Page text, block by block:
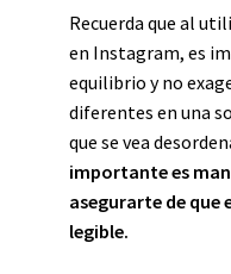
Recuerda que al
en Instagram, es
equilibrio y no
diferentes en una
que se vea
importante es
asegurarte de que
legible.